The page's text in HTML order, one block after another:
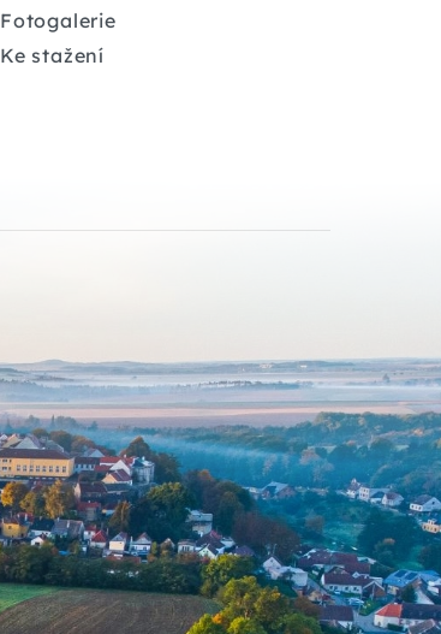
Fotogalerie
Ke stažení